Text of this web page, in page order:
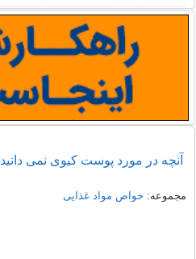
آنچه در مورد پوست کیوی نمی دانید
مجموعه: خواص مواد غذایی